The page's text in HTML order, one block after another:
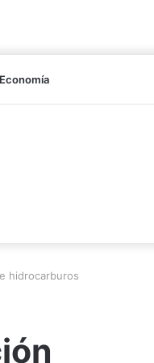
Economía
hidrocarburos